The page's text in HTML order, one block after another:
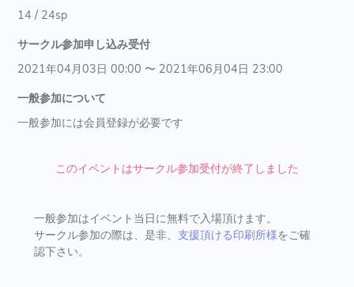
14 / 24sp
サークル参加申し込み受付
2021年04月03日 00:00 〜 2021年06月04日 23:00
一般参加について
一般参加には会員登録が必要です
このイベントはサークル参加受付が終了しました
一般参加はイベント当日に無料で入場頂けます。
サークル参加の際は、是非、 支援頂ける印刷所様をご確
認下さい。